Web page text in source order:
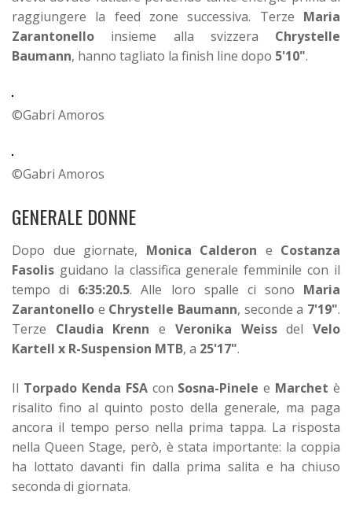
raggiungere la feed zone successiva. Terze Maria
Zarantonello insieme alla svizzera Chrystelle
Baumann, hanno tagliato la finish line dopo 5'10".
©Gabri Amoros
©Gabri Amoros
GENERALE DONNE
Dopo due giornate, Monica Calderon e Costanza
Fasolis guidano la classifica generale femminile con il
tempo di 6:35:20.5. Alle loro spalle ci sono Maria
Zarantonello e Chrystelle Baumann, seconde a 7'19".
Terze Claudia Krenn e Veronika WeissdelVelo
Kartell x R-Suspension MTB, a 25'17".
Il Torpado Kenda FSAcon Sosna-Pinele e Marchet è
risalito fino al quinto posto della generale, ma paga
ancora il tempo perso nella prima tappa. La risposta
nella Queen Stage, però, è stata importante: la coppia
ha lottato davanti fin dalla prima salita e ha chiuso
seconda di giornata.